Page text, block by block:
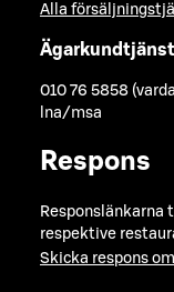
Alla
Ägarkundtjänst
010 76 5858
lna/msa
Respons
Responslänkarna
respektive
Skicka respons